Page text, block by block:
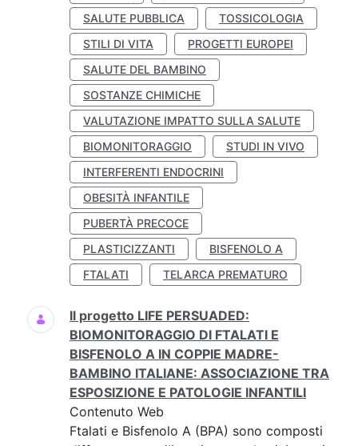
SALUTE PUBBLICA
TOSSICOLOGIA
STILI DI VITA
PROGETTI EUROPEI
SALUTE DEL BAMBINO
SOSTANZE CHIMICHE
VALUTAZIONE IMPATTO SULLA SALUTE
BIOMONITORAGGIO
STUDI IN VIVO
INTERFERENTI ENDOCRINI
OBESITÀ INFANTILE
PUBERTÀ PRECOCE
PLASTICIZZANTI
BISFENOLO A
FTALATI
TELARCA PREMATURO
Il progetto LIFE PERSUADED:
BIOMONITORAGGIO DI FTALATI E
BISFENOLO A IN COPPIE MADRE-
BAMBINO ITALIANE: ASSOCIAZIONE TRA
ESPOSIZIONE E PATOLOGIE INFANTILI
Contenuto Web
Ftalati e Bisfenolo A (BPA) sono composti